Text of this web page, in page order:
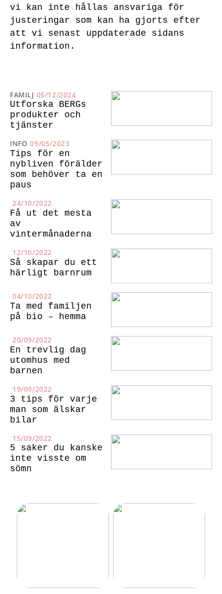
vi kan inte hållas ansvariga för
justeringar som kan ha gjorts efter
att vi senast uppdaterade sidans
information.
FAMILJ 05/12/2024
Utforska BERGs
produkter och
tjänster
INFO 09/05/2023
Tips för en
nybliven förälder
som behöver ta en
paus
24/10/2022
Få ut det mesta
av
vintermånaderna
12/10/2022
Så skapar du ett
härligt barnrum
04/10/2022
Ta med familjen
på bio – hemma
20/09/2022
En trevlig dag
utomhus med
barnen
19/09/2022
3 tips för varje
man som älskar
bilar
15/09/2022
5 saker du kanske
inte visste om
sömn